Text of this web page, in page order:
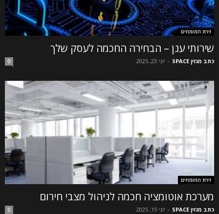
זירת המומחים
שירותי ענן – הבחירה החכמה לעסק שלך
כתב מגזין SPACE - יוני 23, 2025 0
זירת המומחים
מערכת אוטומציה חכמה לניהול מצבי חירום
כתב מגזין SPACE - יוני 15, 2025 0